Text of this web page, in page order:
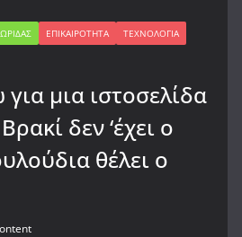
ΕΠΙΚΑΙΡΌΤΗΤΑ
ΤΕΧΝΟΛΟΓΊΑ
μια ιστοσελίδα
δεν ‘έχει ο
θέλει ο